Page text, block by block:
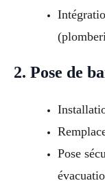
2. Pose de
Pose